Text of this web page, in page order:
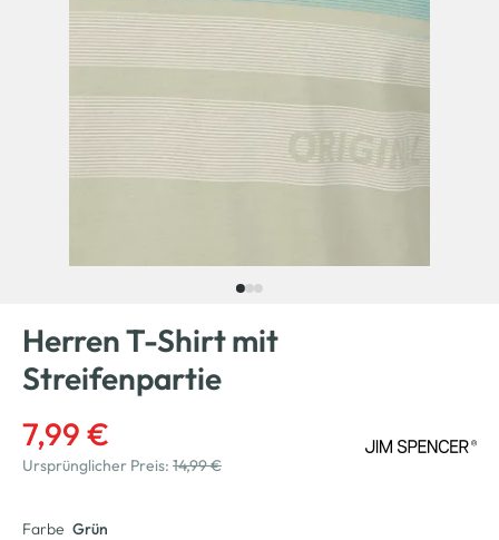
Herren T-Shirt mit
Streifenpartie
7,99 €
Ursprünglicher Preis: 14,99 €
Farbe Grün